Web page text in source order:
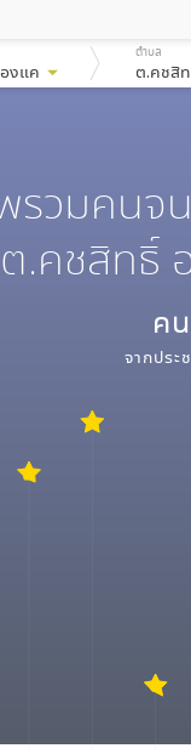
งแค arrow_drop_down
ตำบล
ต.คชสิ
รวมคนจ
ต.คชสิทธิ์
ค
จากประ